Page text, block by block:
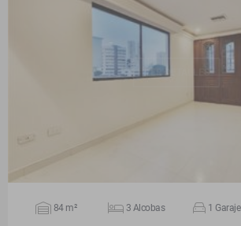
VER DETALLES
84 m² 3 Alcobas 1 Garaje